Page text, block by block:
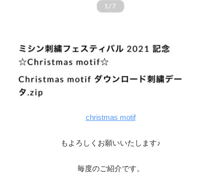
christmas motif
もよろしくお願いいたします♪
毎度のご紹介です。